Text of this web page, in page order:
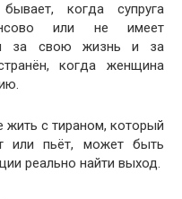
когда супруга
или не имеет
за свою жизнь и за
когда женщина
с тираном, который
или пьёт, может быть
реально найти выход.